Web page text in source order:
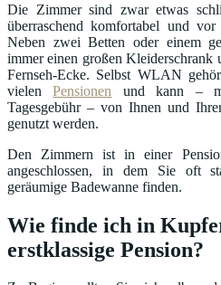
Die Zimmer sind zwar etwas
überraschend komfortabel und
Neben zwei Betten oder einem
immer einen großen Kleiderschrank
Fernseh-Ecke. Selbst WLAN
vielenPensionen und kann –
Tagesgebühr – von Ihnen und
genutzt werden.
Den Zimmern ist in einer
angeschlossen, in dem Sie oft
geräumige Badewanne finden.
Wie finde ich in
erstklassige Pension?